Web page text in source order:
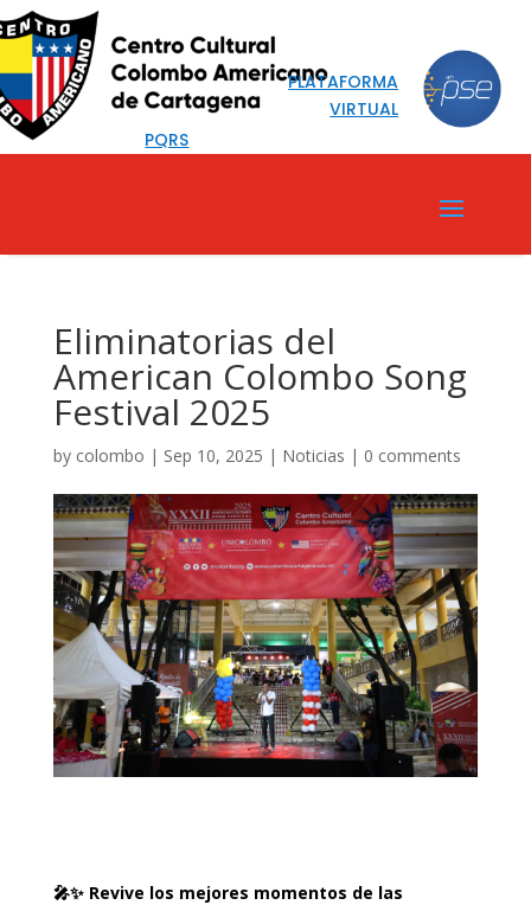
PQRS
PLATAFORMA
VIRTUAL
Eliminatorias del
American Colombo Song
Festival 2025
by colombo | Sep 10, 2025 | Noticias | 0 comments
🎤✨ Revive los mejores momentos de las